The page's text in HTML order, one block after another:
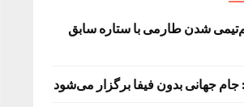
شدن طارمی با ستاره سابق
جام جهانی بدون فیفا برگزار می‌شود